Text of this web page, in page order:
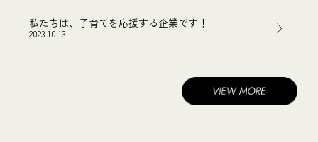
私たちは、子育てを応援する企業です！
2023.10.13